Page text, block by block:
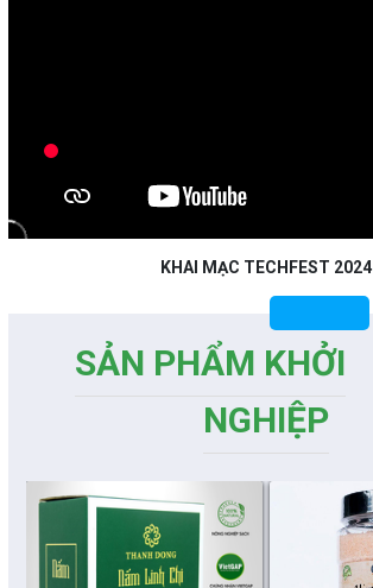
KHAI MẠC TECHFEST 2024
SẢN PHẨM KHỞI
NGHIỆP